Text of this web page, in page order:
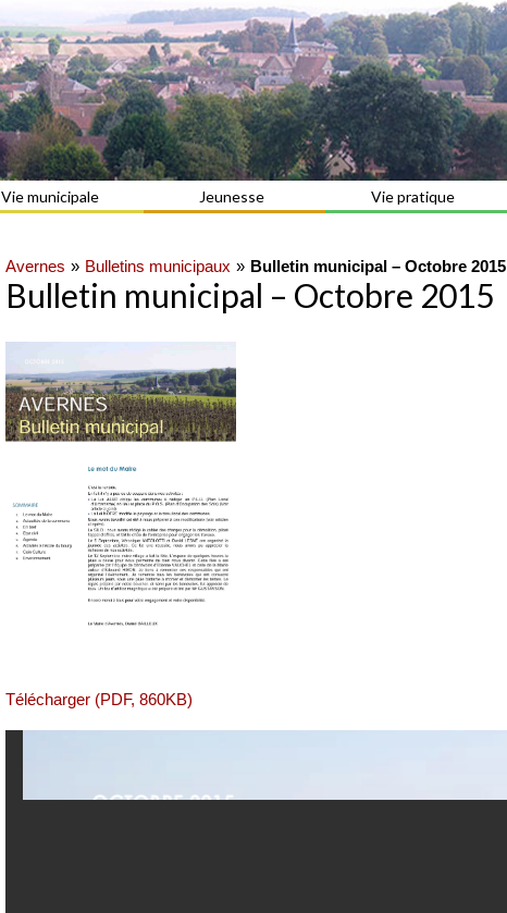
Vie municipale Jeunesse Vie pratique
Avernes Bulletins municipaux Bulletin municipal – Octobre 2015
Bulletin municipal – Octobre 2015
Télécharger (PDF, 860KB)